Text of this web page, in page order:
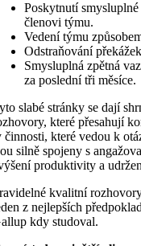
Poskytnutí
členovi týmu.
Vedení týmu
Odstraňování
Smysluplná zpětná
za poslední tři měsíce.
slabé stránky se dají
které přesahují
činnosti, které vedou k
silně spojeny s
produktivity a
kvalitní
z nejlepších
kdy studoval.